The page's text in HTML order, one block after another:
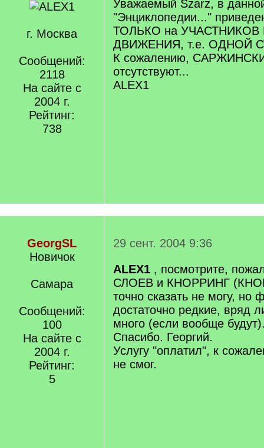
г. Москва
Сообщений:
2118
На сайте с
2004 г.
Рейтинг:
738
Уважаемый Szarz, в
"Энциклопедии..."
ТОЛЬКО на УЧАСТНИКОВ
ДВИЖЕНИЯ, т.е. ОДНОЙ
К сожалению,
отсутствуют...
ALEX1
GeorgSL
Новичок
Самара
Сообщений:
100
На сайте с
2004 г.
Рейтинг:
5
29 сент. 2004 9:36
ALEX1 , посмотрите,
СЛОЕВ и КНОРРИНГ
точно сказать не могу, но
достаточно редкие, вряд
много (если вообще
Спасибо. Георгий.
Услугу "оплатил", к
не смог.